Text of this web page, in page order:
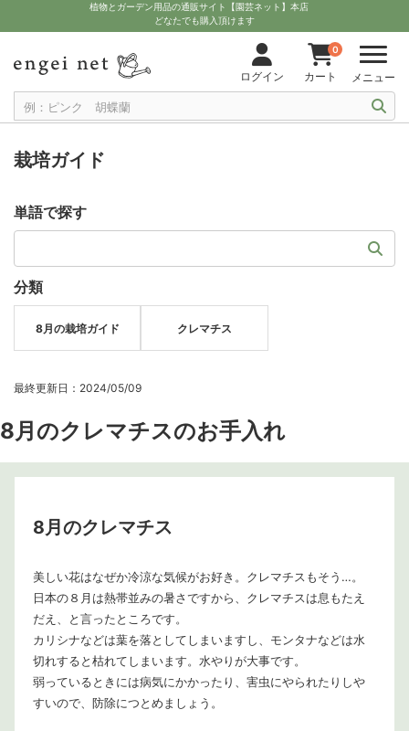
植物とガーデン用品の通販サイト【園芸ネット】本店
どなたでも購入頂けます
ログイン
0
カート メニュー
栽培ガイド
単語で探す
分類
8月の栽培ガイド クレマチス
最終更新日：2024/05/09
8月のクレマチスのお手入れ
8月のクレマチス
美しい花はなぜか冷涼な気候がお好き。クレマチスもそう…。
日本の８月は熱帯並みの暑さですから、クレマチスは息もたえ
だえ、と言ったところです。
カリシナなどは葉を落としてしまいますし、モンタナなどは水
切れすると枯れてしまいます。水やりが大事です。
弱っているときには病気にかかったり、害虫にやられたりしや
すいので、防除につとめましょう。